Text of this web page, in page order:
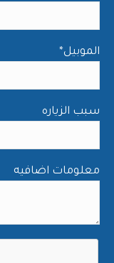
*الموبيل
سبب الزياره
معلومات اضافيه